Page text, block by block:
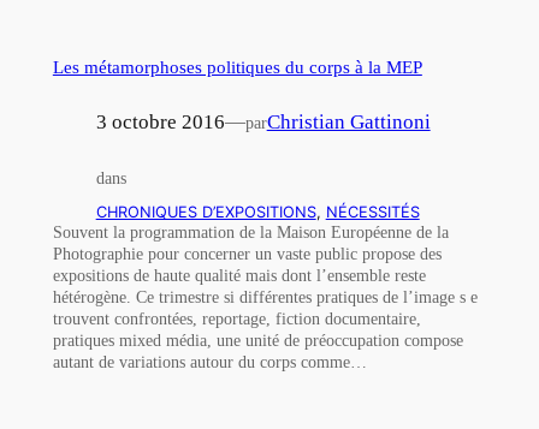
Les métamorphoses politiques du corps à la MEP
3 octobre 2016—parChristian Gattinoni
dans
CHRONIQUES D’EXPOSITIONS, NÉCESSITÉS
Souvent la programmation de la Maison Européenne de la
Photographie pour concerner un vaste public propose des
expositions de haute qualité mais dont l’ensemble reste
hétérogène. Ce trimestre si différentes pratiques de l’image s e
trouvent confrontées, reportage, fiction documentaire,
pratiques mixed média, une unité de préoccupation compose
autant de variations autour du corps comme…